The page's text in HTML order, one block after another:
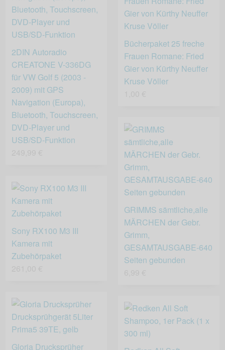
2DIN Autoradio
CREATONE V-336DG
für VW Golf 5 (2003 -
2009) mit GPS
Navigation (Europa),
Bluetooth, Touchscreen,
DVD-Player und
USB/SD-Funktion
Bücherpaket 25 freche
Frauen Romane: Fried
Gier von Kürthy Neuffer
Kruse Völler
GRIMMS sämtliche,alle
MÄRCHEN der Gebr.
Grimm,
GESAMTAUSGABE-640
Seiten gebunden
Sony RX100 M3 III
Kamera mit
Zubehörpaket
Gloria Drucksprüher